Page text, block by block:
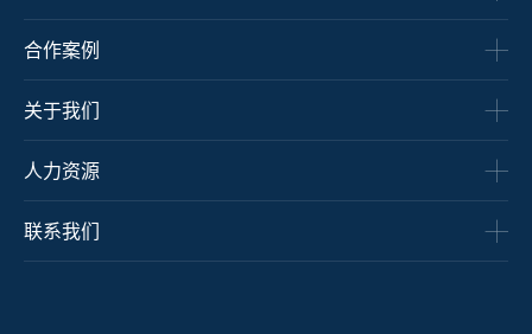
合作案例
关于我们
人力资源
联系我们